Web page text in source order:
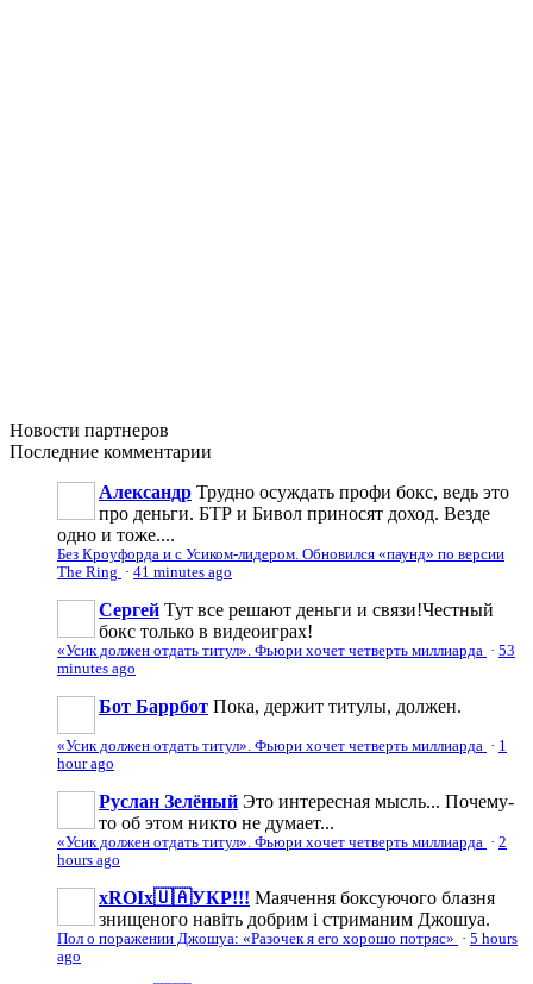
Новости партнеров
Последние комментарии
Александр Трудно осуждать профи бокс, ведь это
про деньги. БТР и Бивол приносят доход. Везде
одно и тоже....
Без Кроуфорда и с Усиком-лидером. Обновился «паунд» по версии
The Ring · 41 minutes ago
Сергей Тут все решают деньги и связи!Честный
бокс только в видеоиграх!
«Усик должен отдать титул». Фьюри хочет четверть миллиарда · 53
minutes ago
Бот Баррбот Пока, держит титулы, должен.
«Усик должен отдать титул». Фьюри хочет четверть миллиарда · 1
hour ago
Руслан Зелёный Это интересная мысль... Почему-
то об этом никто не думает...
«Усик должен отдать титул». Фьюри хочет четверть миллиарда · 2
hours ago
xROIx🇺🇦УКР!!! Маячення боксуючого блазня
знищеного навіть добрим і стриманим Джошуа.
Пол о поражении Джошуа: «Разочек я его хорошо потряс» · 5 hours
ago